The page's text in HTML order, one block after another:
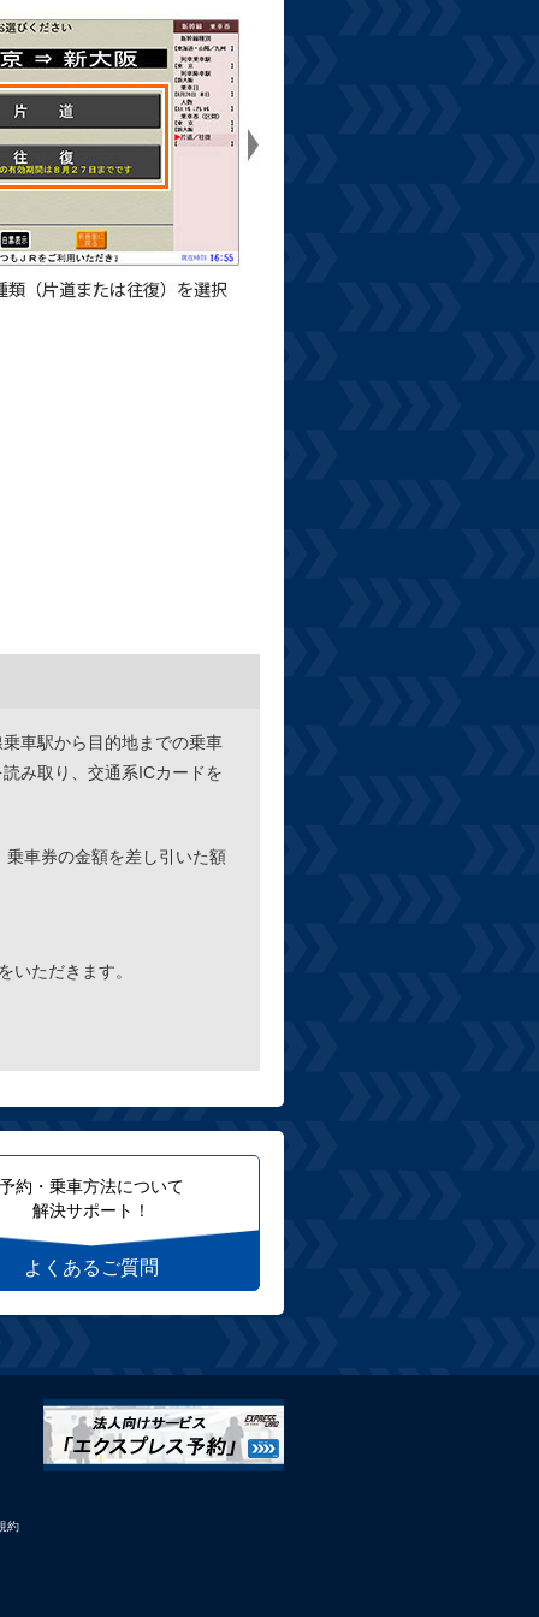
車駅から目的地までの乗車
み取り、交通系ICカードを
車券の金額を差し引いた額
ただきます。
予約・乗車方法について
解決サポート！
よくあるご質問
約